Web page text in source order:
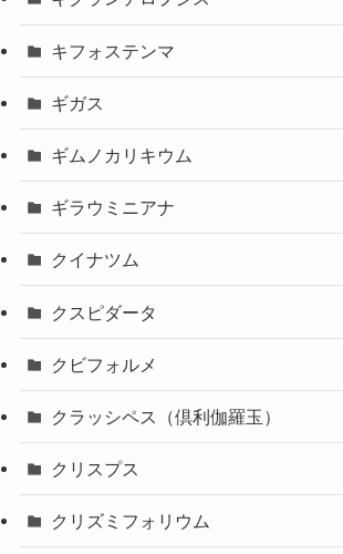
キフォステンマ
ギガス
ギムノカリキウム
ギラウミニアナ
クイナツム
クスピダータ
クビフォルメ
クラッシペス（倶利伽羅玉）
クリスプス
クリズミフォリウム